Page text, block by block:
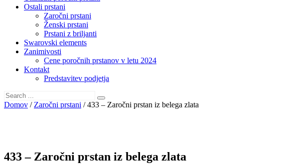
Ostali prstani
Zaročni prstani
Ženski prstani
Prstani z briljanti
Swarovski elements
Zanimivosti
Cene poročnih prstanov v letu 2024
Kontakt
Predstavitev podjetja
Domov / Zaročni prstani / 433 – Zaročni prstan iz belega zlata
433 – Zaročni prstan iz belega zlata